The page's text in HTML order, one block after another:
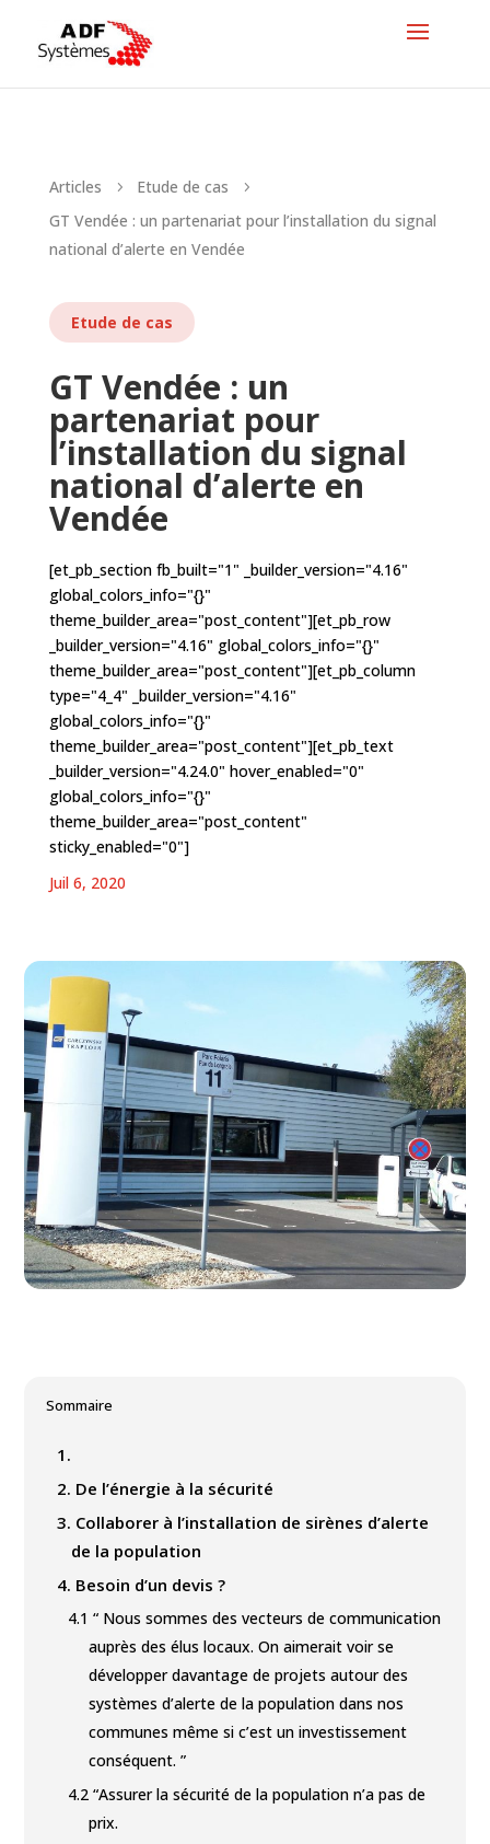
Articles 5 Etude de cas 5
GT Vendée : un partenariat pour l’installation du signal
national d’alerte en Vendée
Etude de cas
GT Vendée : un
partenariat pour
l’installation du signal
national d’alerte en
Vendée
[et_pb_section fb_built="1" _builder_version="4.16"
global_colors_info="{}"
theme_builder_area="post_content"][et_pb_row
_builder_version="4.16" global_colors_info="{}"
theme_builder_area="post_content"][et_pb_column
type="4_4" _builder_version="4.16"
global_colors_info="{}"
theme_builder_area="post_content"][et_pb_text
_builder_version="4.24.0" hover_enabled="0"
global_colors_info="{}"
theme_builder_area="post_content"
sticky_enabled="0"]
Juil 6, 2020
Sommaire
1.
2. De l’énergie à la sécurité
3. Collaborer à l’installation de sirènes d’alerte
de la population
4. Besoin d’un devis ?
4.1 “ Nous sommes des vecteurs de communication
auprès des élus locaux. On aimerait voir se
développer davantage de projets autour des
systèmes d’alerte de la population dans nos
communes même si c’est un investissement
conséquent. ”
4.2 “Assurer la sécurité de la population n’a pas de
prix.